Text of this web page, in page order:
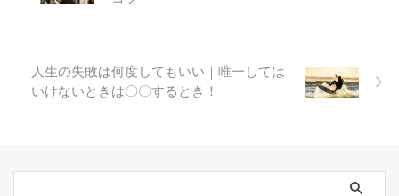
人生の失敗は何度してもいい｜唯一しては
いけないときは〇〇するとき！